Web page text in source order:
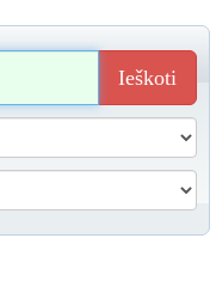
Ieškoti